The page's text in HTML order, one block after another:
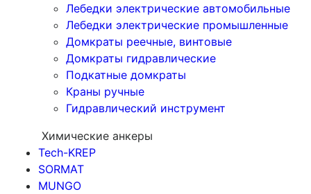
Лебедки электрические автомобильные
Лебедки электрические промышленные
Домкраты реечные, винтовые
Домкраты гидравлические
Подкатные домкраты
Краны ручные
Гидравлический инструмент
Химические анкеры
Tech-KREP
SORMAT
MUNGO